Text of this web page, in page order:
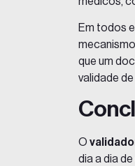
Em todos
que um
validade
O
dia a dia